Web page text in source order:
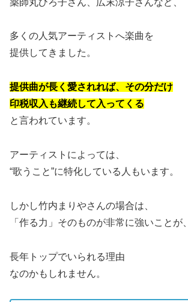
多くの人気アーティストへ楽曲を
提供してきました。
提供曲が長く愛されれば、その分だけ
印税収入も継続して入ってくる
と言われています。
アーティストによっては、
“歌うこと”に特化している人もいます。
しかし竹内まりやさんの場合は、
「作る力」そのものが非常に強いことが、
長年トップでいられる理由
なのかもしれません。